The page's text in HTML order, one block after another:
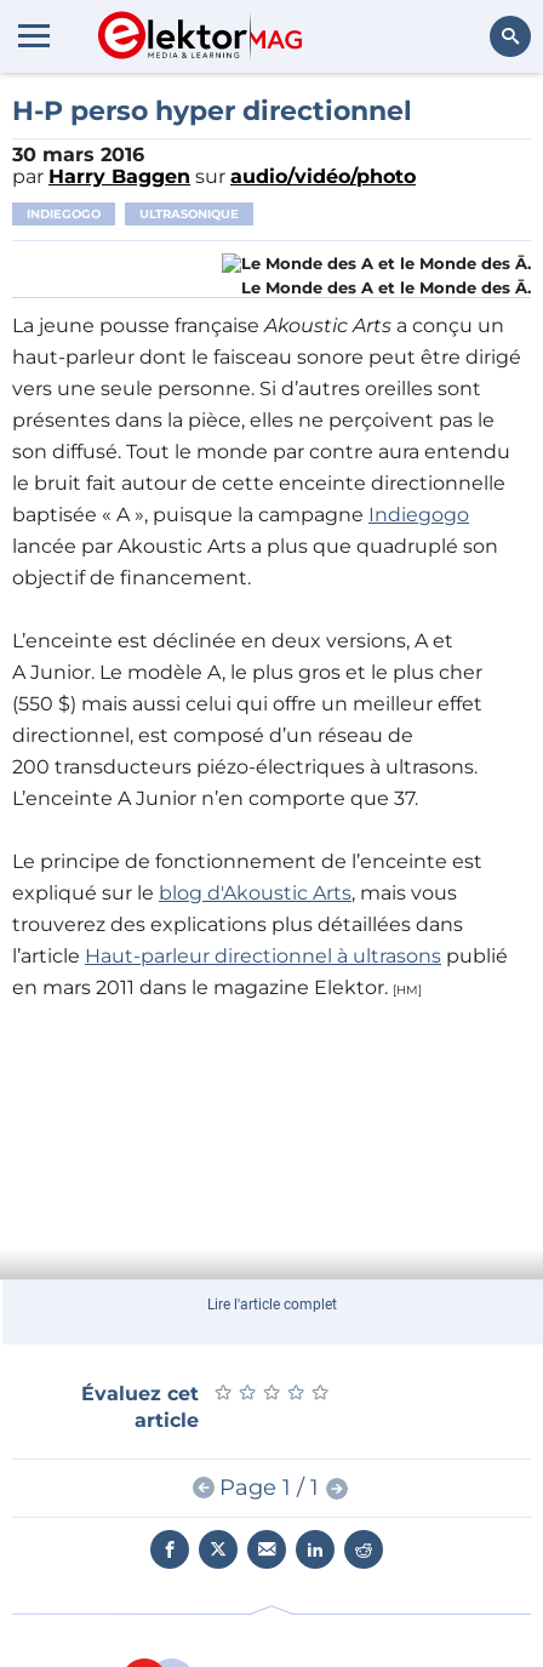
H-P perso hyper directionnel
30 mars 2016
par Harry Baggen sur audio/vidéo/photo
INDIEGOGO ULTRASONIQUE
Le Monde des A et le Monde des Ā.
La jeune pousse françaiseAkoustic Arts a conçu un
haut-parleur dont le faisceau sonore peut être dirigé
vers une seule personne. Si d’autres oreilles sont
présentes dans la pièce, elles ne perçoivent pas le
son diffusé. Tout le monde par contre aura entendu
le bruit fait autour de cette enceinte directionnelle
baptisée « A », puisque la campagne Indiegogo
lancée par Akoustic Arts a plus que quadruplé son
objectif de financement.
L’enceinte est déclinée en deux versions, A et
A Junior. Le modèle A, le plus gros et le plus cher
(550 $) mais aussi celui qui offre un meilleur effet
directionnel, est composé d’un réseau de
200 transducteurs piézo-électriques à ultrasons.
L’enceinte A Junior n’en comporte que 37.
Le principe de fonctionnement de l’enceinte est
expliqué sur le blog d'Akoustic Arts, mais vous
trouverez des explications plus détaillées dans
l’article Haut-parleur directionnel à ultrasons publié
en mars 2011 dans le magazine Elektor. [HM]
Lire l'article complet
Évaluez cet
article
★ ★ ★ ★ ★
★ ★ ★ ★ ★
Page 1 / 1